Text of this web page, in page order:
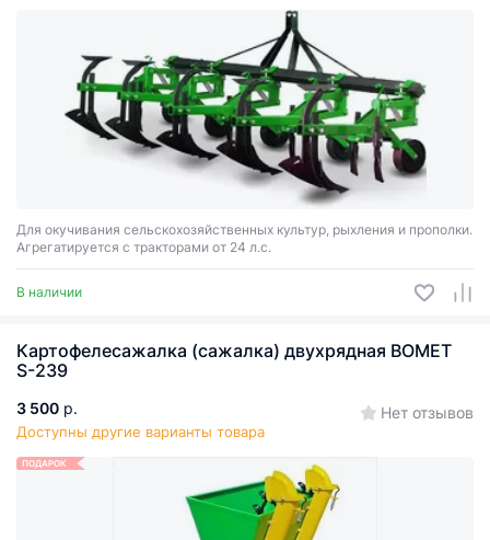
Для окучивания сельскохозяйственных культур, рыхления и прополки.
Агрегатируется с тракторами от 24 л.с.
В наличии
Картофелесажалка (сажалка) двухрядная BOMET
S-239
3 500 р.
Доступны другие варианты товара
Нет отзывов
ПОДАРОК